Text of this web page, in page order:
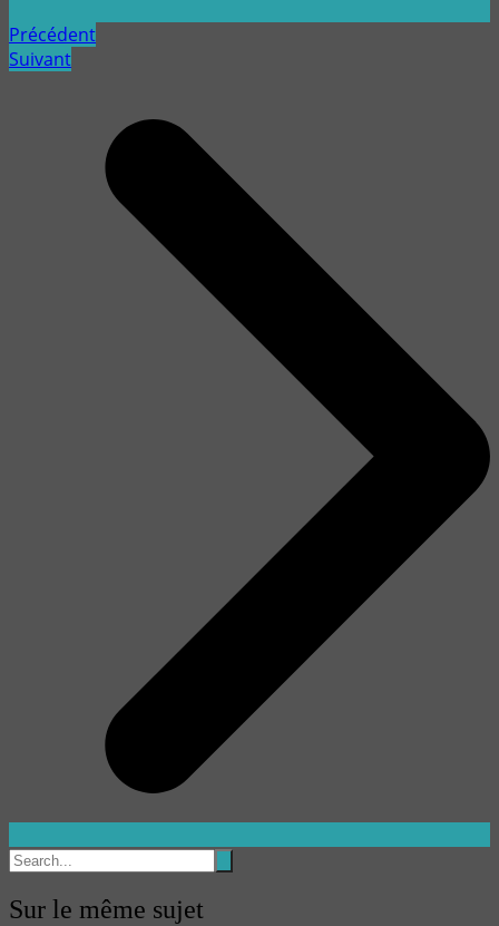
Précédent
Suivant
Sur le même sujet